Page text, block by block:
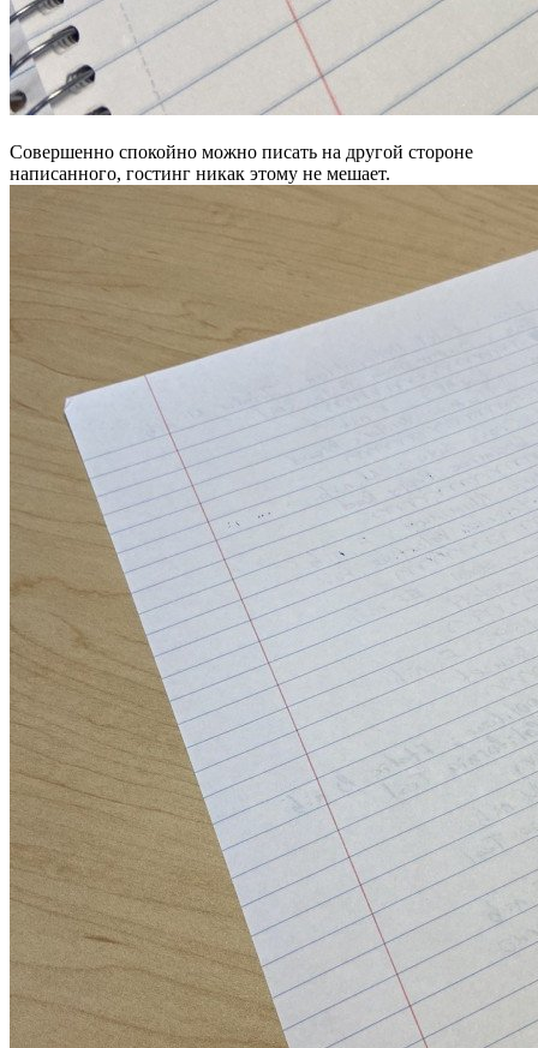
Совершенно спокойно можно писать на другой стороне
написанного, гостинг никак этому не мешает.